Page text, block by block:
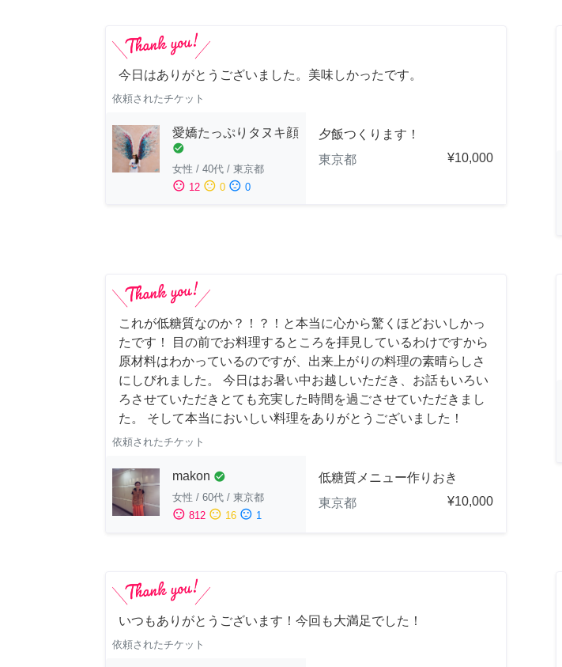
今日はありがとうございました。美味しかったです。
依頼されたチケット
愛嬌たっぷりタヌキ顔
check_circle
女性 / 40代 / 東京都
sentiment_satisfied 12 sentiment_neutral 0 sentiment_dissatisfied 0
夕飯つくります！
東京都
¥10,000
これが低糖質なのか？！？！と本当に心から驚くほどおいしかっ
たです！ 目の前でお料理するところを拝見しているわけですから
原材料はわかっているのですが、出来上がりの料理の素晴らしさ
にしびれました。 今日はお暑い中お越しいただき、お話もいろい
ろさせていただきとても充実した時間を過ごさせていただきまし
た。 そして本当においしい料理をありがとうございました！
依頼されたチケット
makon check_circle
女性 / 60代 / 東京都
sentiment_satisfied 812 sentiment_neutral 16 sentiment_dissatisfied 1
低糖質メニュー作りおき
東京都
¥10,000
いつもありがとうございます！今回も大満足でした！
依頼されたチケット